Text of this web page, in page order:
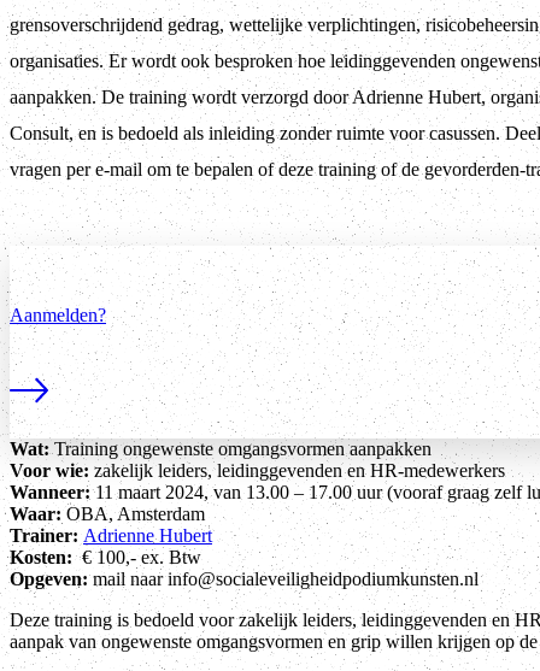
grensoverschrijdend gedrag, wettelijke verplichtingen,
organisaties. Er wordt ook besproken hoe leidinggevenden
aanpakken. De training wordt verzorgd door Adrienne Hubert,
Consult, en is bedoeld als inleiding zonder ruimte voor casussen.
vragen per e-mail om te bepalen of deze training of de gevorderden-
Aanmelden?
Lees meer
Wat:Training ongewenste omgangsvormen aanpakken
Voor wie: zakelijk leiders, leidinggevenden en HR-medewerkers
Wanneer:11 maart 2024, van 13.00 – 17.00 uur (vooraf graag zelf
Waar:OBA, Amsterdam
Trainer: Adrienne Hubert
Kosten: € 100,- ex. Btw
Opgeven:mail naar info@socialeveiligheidpodiumkunsten.nl
Deze training is bedoeld voor zakelijk leiders, leidinggevenden en
aanpak van ongewenste omgangsvormen en grip willen krijgen op